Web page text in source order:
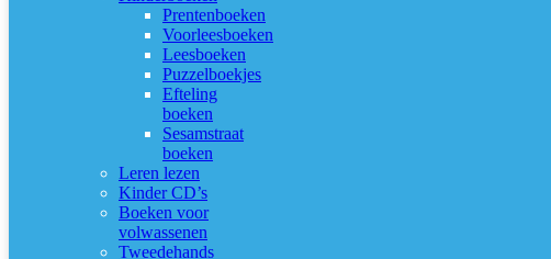
Prentenboeken
Voorleesboeken
Leesboeken
Puzzelboekjes
Efteling
boeken
Sesamstraat
boeken
Leren lezen
Kinder CD’s
Boeken voor
volwassenen
Tweedehands